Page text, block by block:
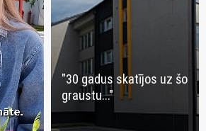
"30 gadus skatījos uz šo
graustu..."